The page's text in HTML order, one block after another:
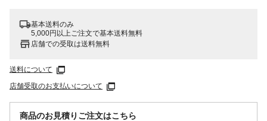
基本送料のみ
5,000円以上ご注文で基本送料無料
店舗での受取は送料無料
送料について
店舗受取のお支払いについて
商品のお見積りご注文はこちら